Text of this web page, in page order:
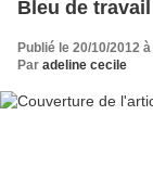
Bleu de travail
Publié le 20/10/2012
Par adeline cecile